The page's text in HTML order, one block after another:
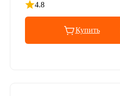
4.8
Рейтинг 4.8 из 5
Купить